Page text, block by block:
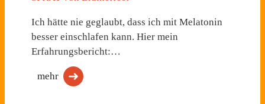
Ich hätte nie geglaubt, dass ich mit Melatonin
besser einschlafen kann. Hier mein
Erfahrungsbericht:…
mehr